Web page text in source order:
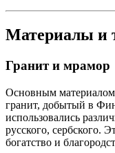
Материалы и
Гранит и мрамор
Основным материалом
гранит, добытый в
использовались
русского, сербского.
богатство и